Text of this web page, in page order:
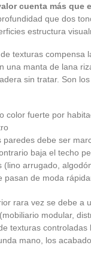
cuenta más que
que dos
estructura
texturas compensa
una manta de lana
sin tratar. Son
color fuerte por
paredes debe ser
baja el techo
(lino arrugado,
pasan de moda
rara vez se debe a
modular,
texturas
mano, los